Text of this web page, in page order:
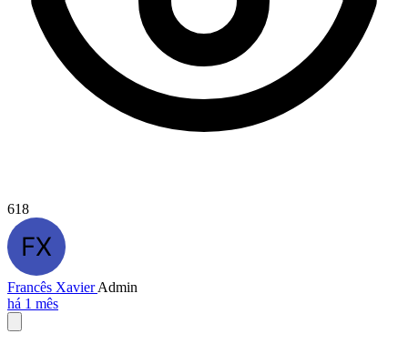
618
Francês XavierAdmin
há 1 mês